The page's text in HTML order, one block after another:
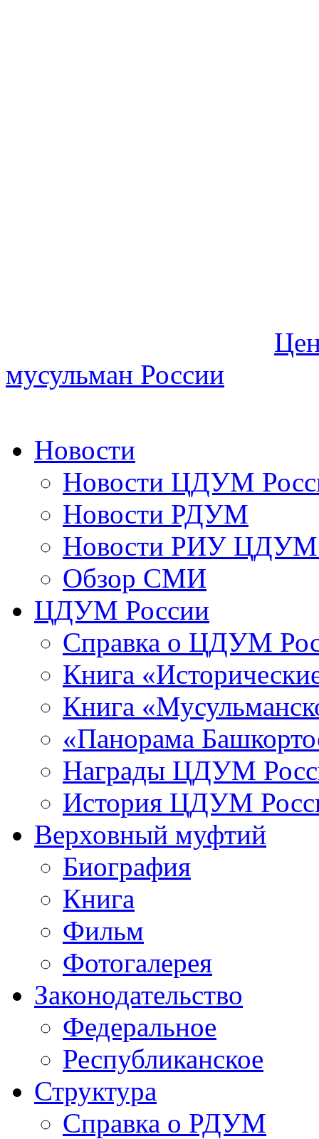
мусульман России
Новости
Новости ЦДУМ
Новости РДУМ
Новости РИУ ЦДУМ
Обзор СМИ
ЦДУМ России
Справка о ЦДУМ
Книга
Книга
«Панорама
Награды ЦДУМ
История ЦДУМ
Верховный муфтий
Биография
Книга
Фильм
Фотогалерея
Законодательство
Федеральное
Республиканское
Структура
Справка о РДУМ